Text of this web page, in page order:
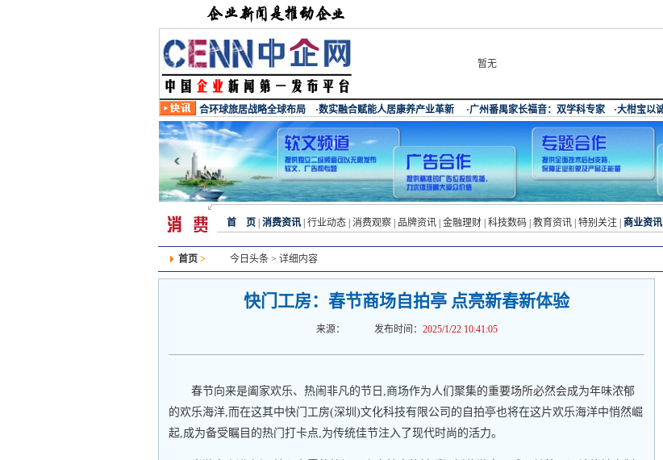
暂无
首 页 消费资讯 行业动态 消费观察 品牌资讯 金融理财 科技数码 教育资讯 特别关注 商业资讯
首页 > 今日头条 > 详细内容
快门工房：春节商场自拍亭 点亮新春新体验
来源： 发布时间： 2025/1/22 10:41:05
春节向来是阖家欢乐、热闹非凡的节日,商场作为人们聚集的重要场所必然会成为年味浓郁
的欢乐海洋,而在这其中快门工房(深圳)文化科技有限公司的自拍亭也将在这片欢乐海洋中悄然崛
起,成为备受瞩目的热门打卡点,为传统佳节注入了现代时尚的活力。